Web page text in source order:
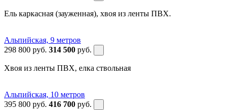
Ель каркасная (зауженная), хвоя из ленты ПВХ.
Альпийская, 9 метров
298 800 руб. 314 500 руб.
Хвоя из ленты ПВХ, елка ствольная
Альпийская, 10 метров
395 800 руб. 416 700 руб.